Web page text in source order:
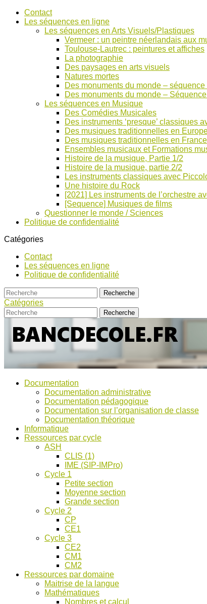
AccéderContact
Les séquences en ligne
Les séquences en Arts Visuels/Plastiques
Vermeer : un peintre néerlandais aux
Toulouse-Lautrec : peintures et affiches
La photographie
Des paysages en arts visuels
Natures mortes
Des monuments du monde – séquence
Des monuments du monde –
Les séquences en Musique
Des Comédies Musicales
Des instruments ‘presque’ classiques
Des musiques traditionnelles en
Des musiques traditionnelles en France
Ensembles musicaux et Formations
Histoire de la musique, Partie 1/2
Histoire de la musique, partie 2/2
Les instruments classiques avec
Une histoire du Rock
[2021] Les instruments de l’orchestre
[Sequence] Musiques de films
Questionner le monde / Sciences
Politique de confidentialité
Catégories
Contact
Les séquences en ligne
Politique de confidentialité
Catégories
Bancs
d’Ecole
pour
discussions
Documentation
Documentation administrative
Documentation pédagogique
Documentation sur l’organisation de classe
Documentation théorique
Informatique
Ressources par cycle
ASH
CLIS (1)
IME (SIP-IMPro)
Cycle 1
Petite section
Moyenne section
Grande section
Cycle 2
CP
CE1
Cycle 3
CE2
CM1
CM2
Ressources par domaine
Maitrise de la langue
Mathématiques
Nombres et calcul